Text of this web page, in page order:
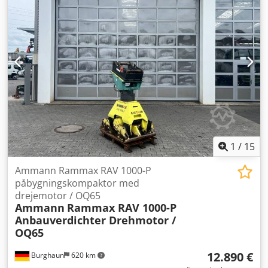
1 / 15
Burghaun 620 km
Ammann Rammax RAV 1000-P
påbygningskompaktor med
drejemotor / OQ65
Ammann Rammax RAV 1000-P
Anbauverdichter Drehmotor /
OQ65
12.890 €